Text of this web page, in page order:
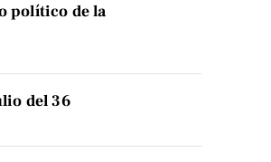
político de la
del 36